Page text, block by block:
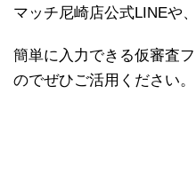
マッチ尼崎店公式LINEや、
簡単に入力できる仮審査
のでぜひご活用ください。